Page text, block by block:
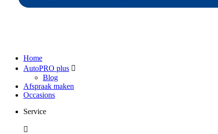
Home
AutoPRO plus
Blog
Afspraak maken
Occasions
Service